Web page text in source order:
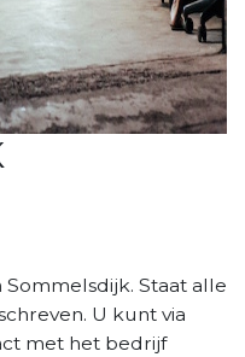
Sommelsdijk. Staat alle
U kunt via
met het bedrijf